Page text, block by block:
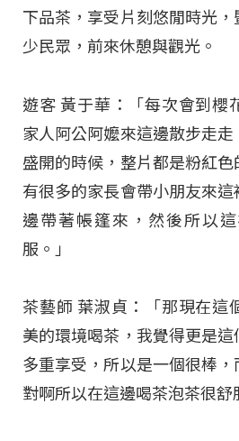
下品茶，享受片刻悠閒時光
少民眾，前來休憩與觀光。
遊客 黃于華：「每次會到櫻
家人阿公阿嬤來這邊散步走
盛開的時候，整片都是粉紅
有很多的家長會帶小朋友來
邊帶著帳篷來，然後所以
服。」
茶藝師 葉淑貞：「那現在這
美的環境喝茶，我覺得更是
多重享受，所以是一個很棒，
對啊所以在這邊喝茶泡茶很舒